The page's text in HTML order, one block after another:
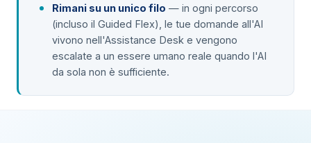
Rimani su un unico filo — in ogni percorso
(incluso il Guided Flex), le tue domande all'AI
vivono nell'Assistance Desk e vengono
escalate a un essere umano reale quando l'AI
da sola non è sufficiente.